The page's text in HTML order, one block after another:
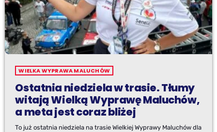
WIELKA WYPRAWA MALUCHÓW
Ostatnia niedziela w trasie. Tłumy
witają Wielką Wyprawę Maluchów,
a meta jest coraz bliżej
To już ostatnia niedziela na trasie Wielkiej Wyprawy Maluchów dla